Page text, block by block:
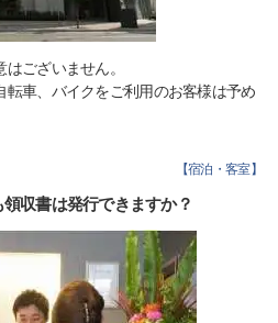
ございません。
転車、バイクをご利用のお客様は予め
【宿泊・客室】
収書は発行できますか？